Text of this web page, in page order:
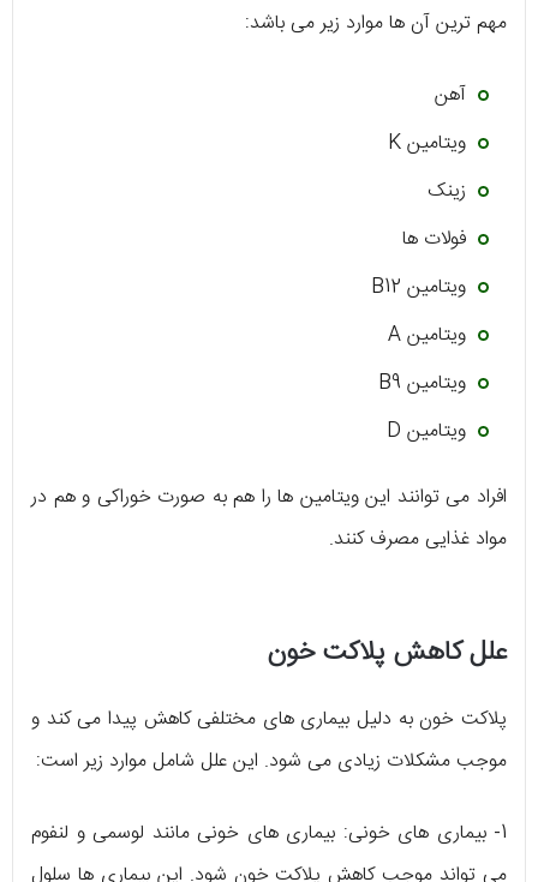
مهم ترین آن ها موارد زیر می باشد:
آهن
ویتامین K
زینک
فولات ها
ویتامین B12
ویتامین A
ویتامین B9
ویتامین D
افراد می توانند این ویتامین ها را هم به صورت خوراکی و هم در
مواد غذایی مصرف کنند.
علل کاهش پلاکت خون
پلاکت خون به دلیل بیماری های مختلفی کاهش پیدا می کند و
موجب مشکلات زیادی می شود. این علل شامل موارد زیر است:
1- بیماری های خونی: بیماری های خونی مانند لوسمی و لنفوم